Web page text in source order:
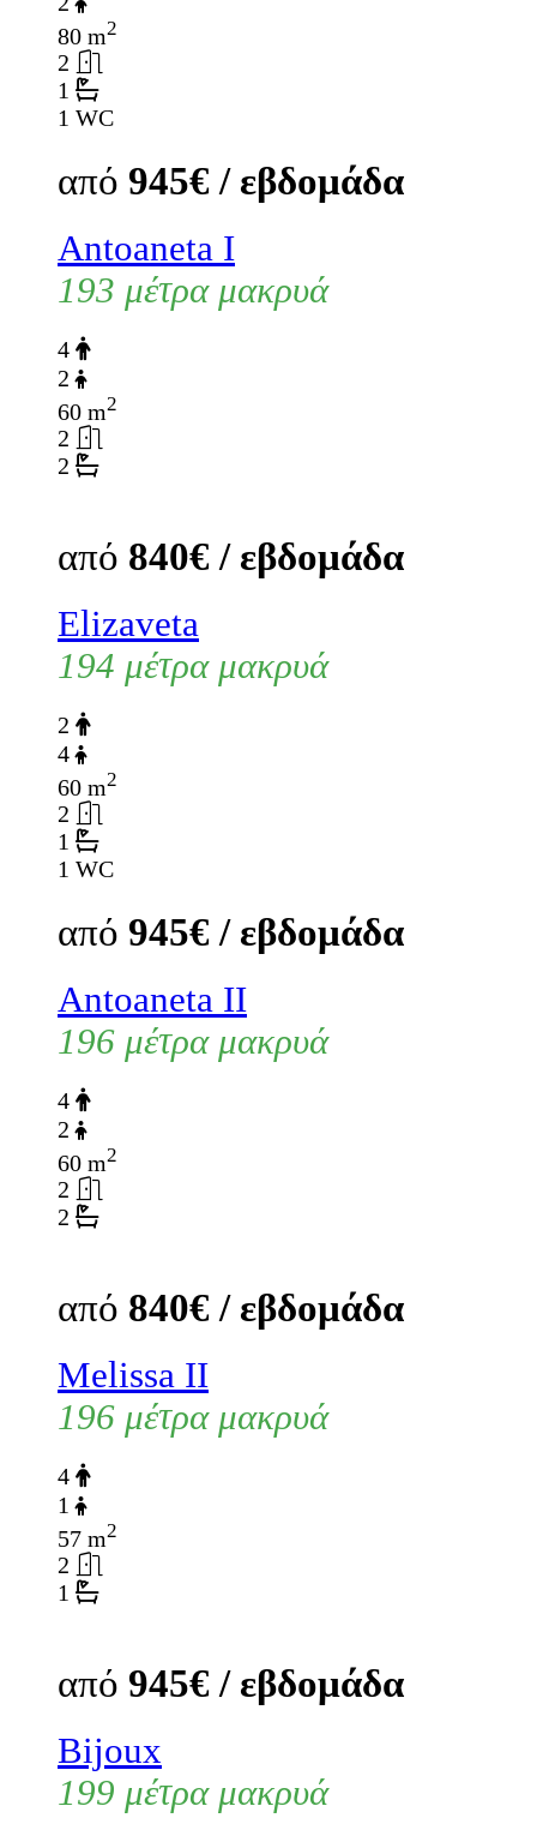
80 m2
2
1
1 WC
από 945€ / εβδομάδα
Antoaneta I
193 μέτρα μακρυά
4
2
60 m2
2
2
από 840€ / εβδομάδα
Elizaveta
194 μέτρα μακρυά
2
4
60 m2
2
1
1 WC
από 945€ / εβδομάδα
Antoaneta II
196 μέτρα μακρυά
4
2
60 m2
2
2
από 840€ / εβδομάδα
Melissa II
196 μέτρα μακρυά
4
1
57 m2
2
1
από 945€ / εβδομάδα
Bijoux
199 μέτρα μακρυά